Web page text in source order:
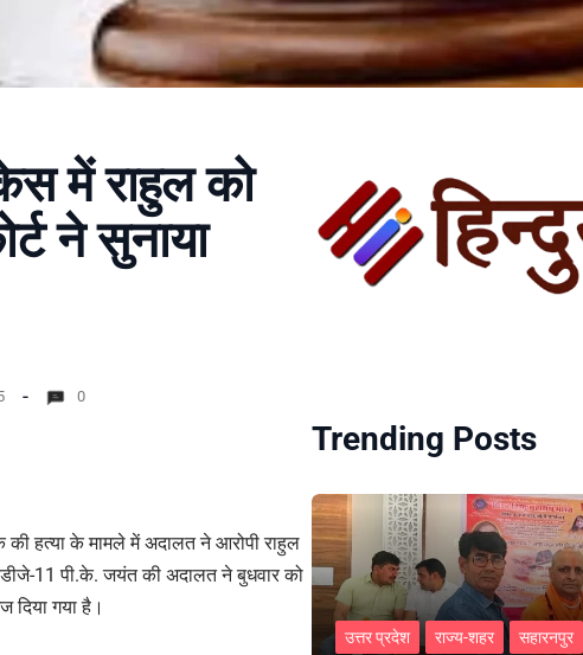
में राहुल को
ने सुनाया
0
की हत्या के मामले में अदालत ने आरोपी राहुल
11 पी.के. जयंत की अदालत ने बुधवार को
दिया गया है।
Trending Posts
उत्तर प्रदेश राज्य-शहर सहारनपुर